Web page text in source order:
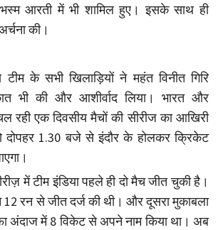
आरती में भी शामिल हुए। इसके साथ ही
की।
टीम के सभी खिलाड़ियों ने महंत विनीत गिरि
भी की और आशीर्वाद लिया। भारत और
रही एक दिवसीय मैचों की सीरीज का आखिरी
दोपहर 1.30 बजे से इंदौर के होलकर क्रिकेट
में टीम इंडिया पहले ही दो मैच जीत चुकी है।
रन से जीत दर्ज की थी। और दूसरा मुकाबला
अंदाज में 8 विकेट से अपने नाम किया था। अब